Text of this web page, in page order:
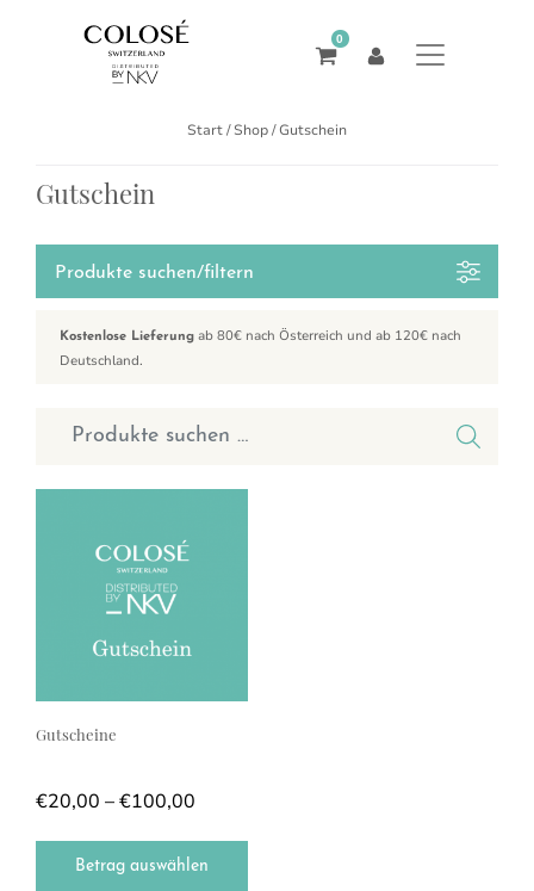
0
Start/Shop/ Gutschein
Gutschein
Produkte suchen/filtern
Kostenlose Lieferung ab 80€ nach Österreich und ab 120€ nach
Deutschland.
Suchen nach:
Gutscheine
€20,00 –€100,00
Betrag auswählen